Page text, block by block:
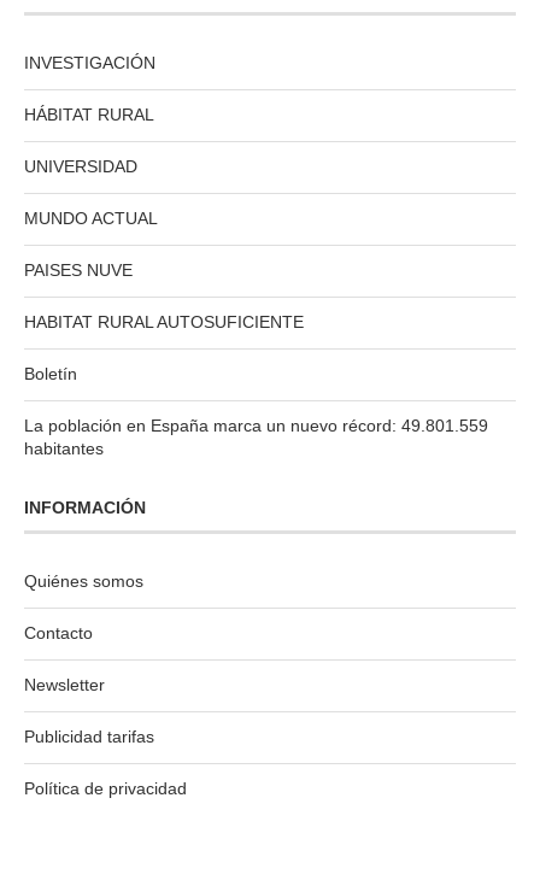
INVESTIGACIÓN
HÁBITAT RURAL
UNIVERSIDAD
MUNDO ACTUAL
PAISES NUVE
HABITAT RURAL AUTOSUFICIENTE
Boletín
La población en España marca un nuevo récord: 49.801.559
habitantes
INFORMACIÓN
Quiénes somos
Contacto
Newsletter
Publicidad tarifas
Política de privacidad